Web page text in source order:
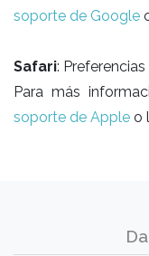
soporte de Google
Safari:
Para más
soporte de Apple o